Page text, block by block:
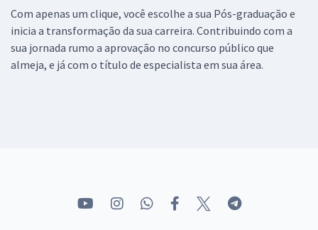
Com apenas um clique, você escolhe a sua Pós-graduação e
inicia a transformação da sua carreira. Contribuindo com a
sua jornada rumo a aprovação no concurso público que
almeja, e já com o título de especialista em sua área.